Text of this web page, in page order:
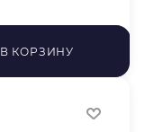
В КОРЗИНУ